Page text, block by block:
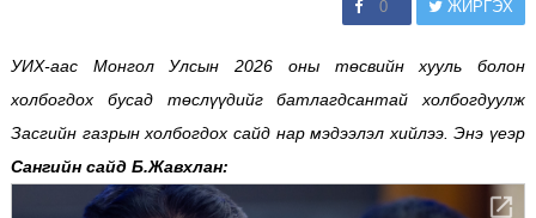
0 ЖИРГЭХ
УИХ-аас Монгол Улсын 2026 оны төсвийн хууль болон
холбогдох бусад төслүүдийг батлагдсантай холбогдуулж
Засгийн газрын холбогдох сайд нар мэдээлэл хийлээ. Энэ үеэр
Сангийн сайд Б.Жавхлан: